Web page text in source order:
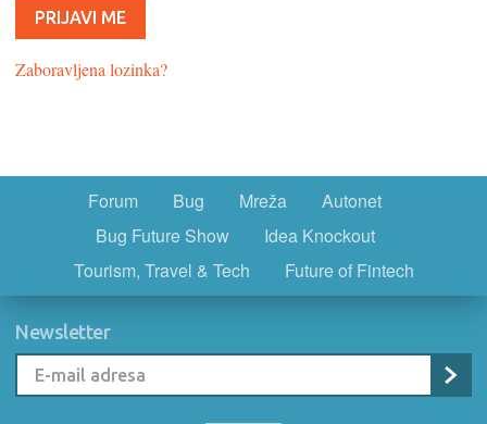
Zaboravljena lozinka?
Forum Bug Mreža
Autonet
Bug Future Show
Idea Knockout
Tourism, Travel & Tech
Future of Fintech
Newsletter